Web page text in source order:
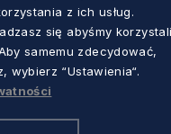
z ich usług.
się abyśmy
samemu zdecydować,
“Ustawienia“.